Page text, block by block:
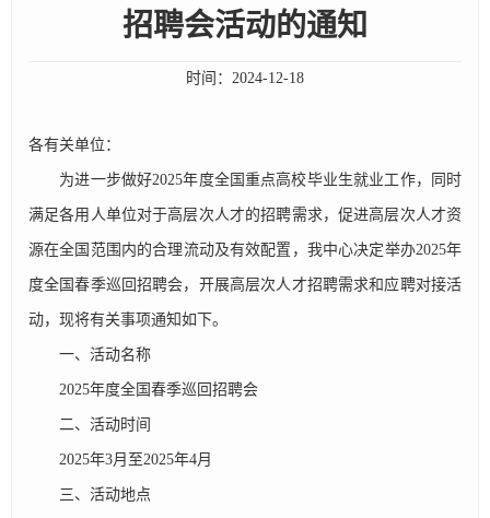
招聘会活动的通知
时间： 2024-12-18
各有关单位：
为进一步做好2025年度全国重点高校毕业生就业工作，同时
满足各用人单位对于高层次人才的招聘需求，促进高层次人才资
源在全国范围内的合理流动及有效配置，我中心决定举办2025年
度全国春季巡回招聘会，开展高层次人才招聘需求和应聘对接活
动，现将有关事项通知如下。
一、活动名称
2025年度全国春季巡回招聘会
二、活动时间
2025年3月至2025年4月
三、活动地点